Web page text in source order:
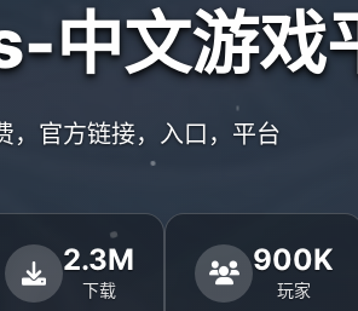
中文游戏
，官方链接，入口，平台
2.3M
下载
900K
玩家